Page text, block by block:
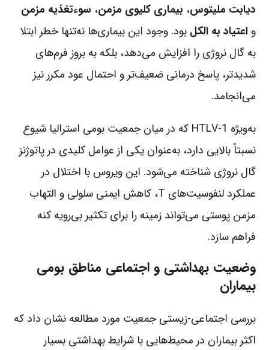
دیابت ملیتوس، بیماری کلیوی مزمن، سوءتغذیه مزمن
و اعتیاد به الکل بود. وجود این بیماری‌ها نه‌تنها خطر ابتلا
به گال نروژی را افزایش می‌دهد، بلکه به بروز فرم‌های
شدیدتر، پاسخ درمانی ضعیف‌تر و احتمال عود مکرر نیز
می‌انجامد.
به‌ویژه HTLV-1 که در میان جمعیت بومی استرالیا شیوع
نسبتاً بالایی دارد، به‌عنوان یکی از عوامل کلیدی در پاتوژنز
گال نروژی شناخته می‌شود. این ویروس با اختلال در
عملکرد لنفوسیت‌های T، کاهش ایمنی سلولی و التهاب
مزمن پوستی می‌تواند زمینه را برای تکثیر بی‌رویه کنه
فراهم سازد.
وضعیت بهداشتی و اجتماعی مناطق بومی
بیماران
بررسی اجتماعی-زیستی جمعیت مورد مطالعه نشان داد که
اکثر بیماران در محیط‌هایی با شرایط بهداشتی بسیار